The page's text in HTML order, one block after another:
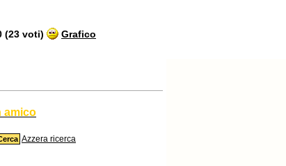
(23 voti) Grafico
amico
Azzera ricerca